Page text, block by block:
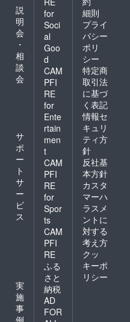
説
明
会
・
相
談
会
サ
ポ
ー
ト
サ
ー
ビ
ス
実
施
事
例
for
Soci
al
Goo
d
CAM
PFI
RE
for
Ente
rtain
men
t
CAM
PFI
RE
for
Spor
ts
CAM
PFI
RE
ふる
さと
納税
AD
FOR
細則
プライ
バシー
ポリ
シー
特定商
取引法
に基づ
く表記
情報セ
キュリ
ティ方
針
反社基
本方針
カスタ
マーハ
ラスメ
ントに
対する
考え方
クッ
キーポ
リシー